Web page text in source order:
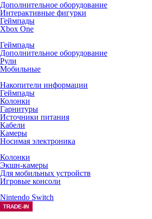
Дополнительное оборудование
Интерактивные фигурки
Геймпады
Xbox One
Геймпады
Дополнительное оборудование
Рули
Мобильные
Накопители информации
Геймпады
Колонки
Гарнитуры
Источники питания
Кабели
Камеры
Носимая электроника
Колонки
Экшн-камеры
Для мобильных устройств
Игровые консоли
Nintendo Switch